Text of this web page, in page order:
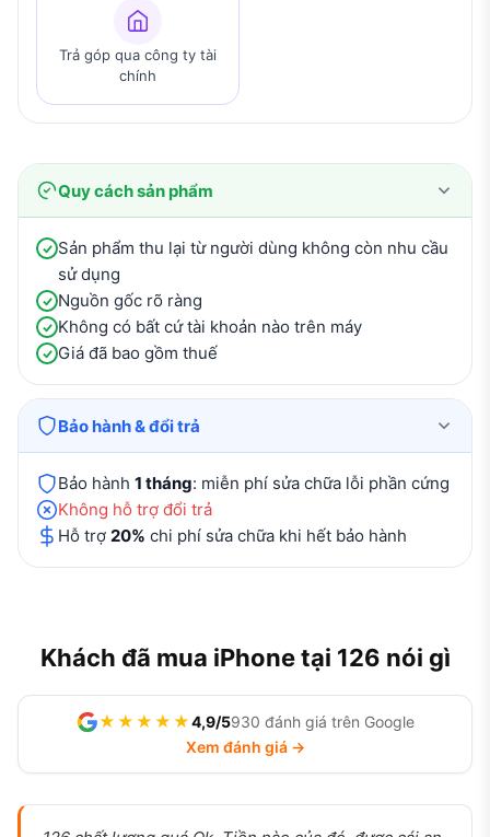
Trả góp qua công ty tài
chính
Quy cách sản phẩm
Sản phẩm thu lại từ người dùng không còn nhu cầu
sử dụng
Nguồn gốc rõ ràng
Không có bất cứ tài khoản nào trên máy
Giá đã bao gồm thuế
Bảo hành & đổi trả
Bảo hành 1 tháng: miễn phí sửa chữa lỗi phần cứng
Không hỗ trợ đổi trả
Hỗ trợ 20% chi phí sửa chữa khi hết bảo hành
Khách đã mua iPhone tại 126 nói gì
★★★★★4,9/5930 đánh giá trên Google
Xem đánh giá →